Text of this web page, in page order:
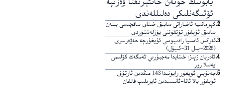
ئۆتىگەنلىكى دەلىللەندى
2
.گېرمانىيە ئاخباراتى سابىق خىتاي ساقچىسى بىلەن
سابىق ئۇيغۇر تۇتقۇننى يۈزلەشتۈردى
3
.ئەركىن ئاسىيا رادىيوسى ئۇيغۇرچە خەۋەرلىرى
(2026-يىل 31-ئىيۇل)
4
.ئادريان زېنز: خىتايدا مەجبۇرىي ئەمگەك كۆلىمى
يەنىلا زور
5
.
جەنۇبىي ئۇيغۇر رايونىدا 143 مىڭدىن ئارتۇق
ئويغۇر بالا ئاتا-ئانىسىدىن ئايرىلىپ قالغان